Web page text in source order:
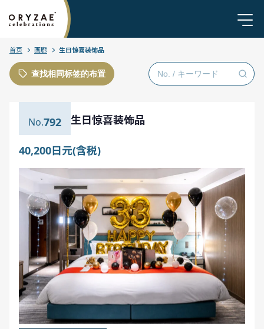
首页 画廊 生日惊喜装饰品
查找相同标签的布置
792 生日惊喜装饰品
40,200日元(含税)